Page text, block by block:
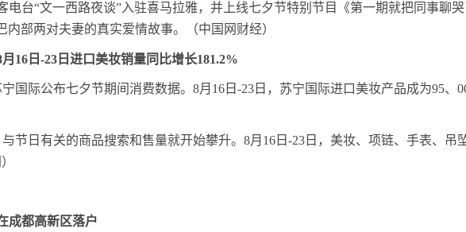
电台“文一西路夜谈”入驻喜马拉雅，并上线七夕节特别节目《第一期就把同事聊
部两对夫妻的真实爱情故事。（中国网财经）
16日-23日进口美妆销量同比增长181.2%
国际公布七夕节期间消费数据。8月16日-23日，苏宁国际进口美妆产品成为95、
节日有关的商品搜索和售量就开始攀升。8月16日-23日，美妆、项链、手表、吊
成都高新区落户